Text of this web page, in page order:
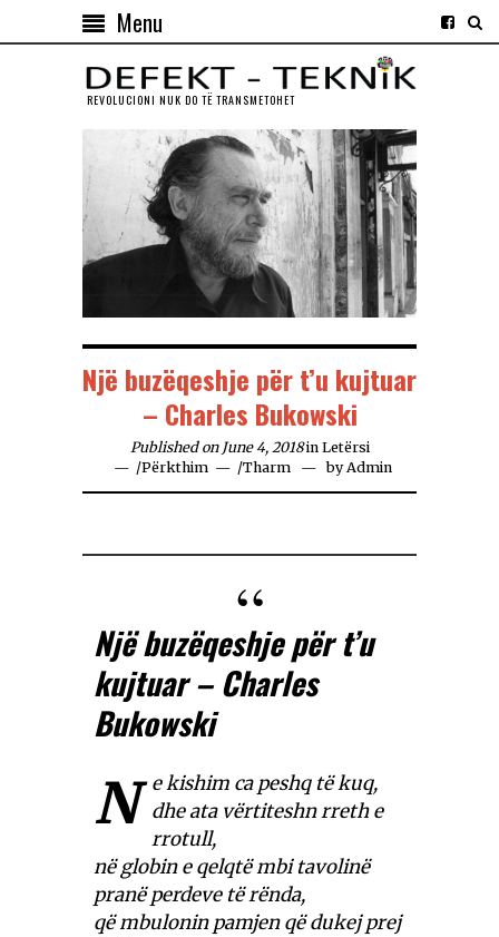
Menu
REVOLUCIONI NUK DO TЁ TRANSMETOHET
Një buzëqeshje për t’u kujtuar
– Charles Bukowski
Published on June 4, 2018 in Letërsi
/Përkthim /Tharm byAdmin
Një buzëqeshje për t’u
kujtuar –Charles
Bukowski
N e kishim ca peshq të kuq,
dhe ata vërtiteshn rreth e
rrotull,
në globin e qelqtë mbi tavolinë
pranë perdeve të rënda,
që mbulonin pamjen që dukej prej